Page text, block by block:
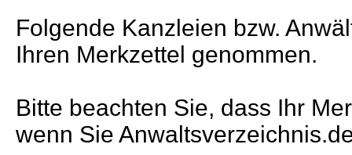
Folgende Kanzleien bzw.
Ihren Merkzettel genommen.
Bitte beachten Sie, dass Ihr
wenn Sie